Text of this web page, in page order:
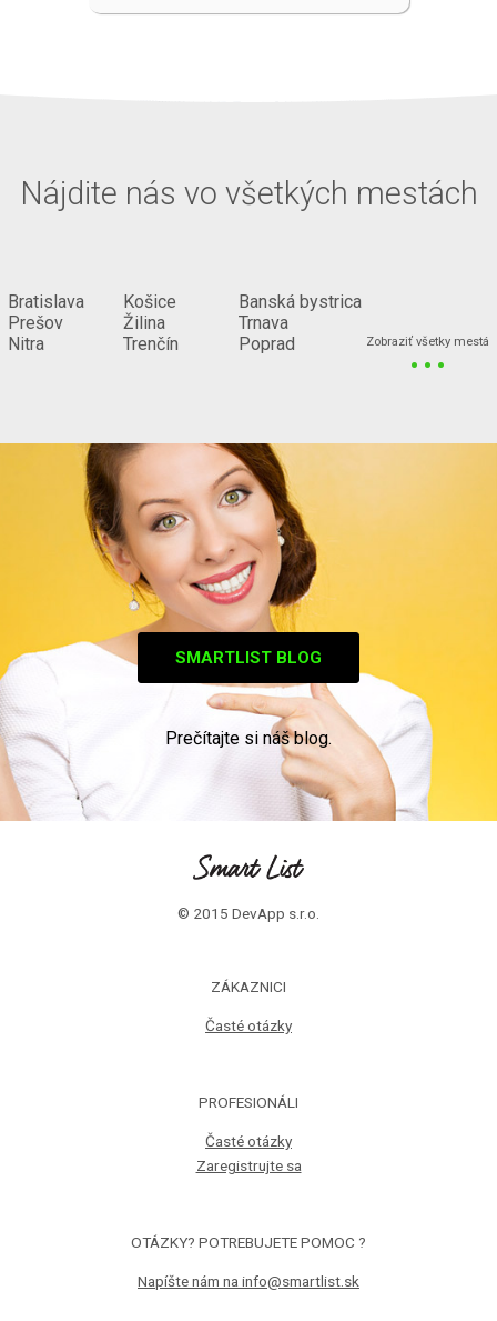
Nájdite nás vo všetkých mestách
Bratislava
Prešov
Nitra
Košice
Žilina
Trenčín
Banská bystrica
Trnava
Poprad
Zobraziť všetky mestá
...
SMARTLIST BLOG
Prečítajte si náš blog.
© 2015 DevApp s.r.o.
ZÁKAZNICI
Časté otázky
PROFESIONÁLI
Časté otázky
Zaregistrujte sa
OTÁZKY? POTREBUJETE POMOC ?
Napíšte nám na info@smartlist.sk